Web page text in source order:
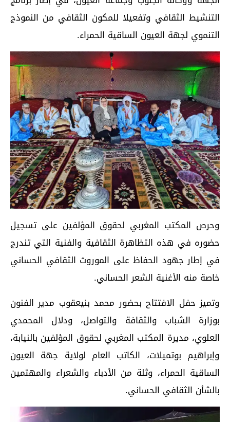
التنشيط الثقافي وتفعيلا للمكون الثقافي من النموذج
التنموي لجهة العيون الساقية الحمراء.
وحرص المكتب المغربي لحقوق المؤلفين على تسجيل
حضوره في هذه التظاهرة الثقافية والفنية التي تندرج
في إطار جهود الحفاظ على الموروث الثقافي الحساني
خاصة منه الأغنية الشعر الحساني.
وتميز حفل الافتتاح بحضور محمد بنيعقوب مدير الفنون
بوزارة الشباب والثقافة والتواصل، ودلال المحمدي
العلوي، مديرة المكتب المغربي لحقوق المؤلفين بالنيابة،
وإبراهيم بوتميلات، الكاتب العام لولاية جهة العيون
الساقية الحمراء، وثلة من الأدباء والشعراء والمهتمين
بالشأن الثقافي الحساني.